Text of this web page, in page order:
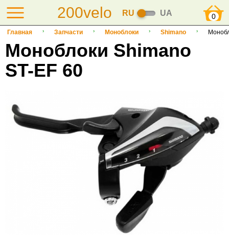
200velo RU UA 0
Главная Запчасти Моноблоки Shimano
Моноблоки Shimano
ST-EF 60